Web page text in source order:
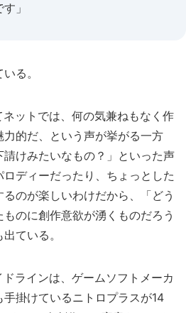
」
る。
ットでは、何の気兼ねもなく作
的だ、という声が挙がる一方
けみたいなもの？」といった声
ディーだったり、ちょっとした
のが楽しいわけだから、「どう
のに創作意欲が湧くものだろう
ている。
ラインは、ゲームソフトメーカ
掛けているニトロプラスが14